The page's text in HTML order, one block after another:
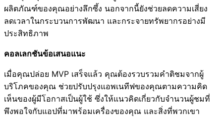
ผลิตภัณฑ์ของคุณอย่างลึกซึ้ง นอกจากนี้ยังช่วยลดความเสี่ยง
ลดเวลาในกระบวนการพัฒนา และกระจายทรัพยากรอย่างมี
ประสิทธิภาพ
คอลเลกชันข้อเสนอแนะ
เมื่อคุณปล่อย MVP เสร็จแล้ว คุณต้องรวบรวมคำติชมจากผู้
บริโภคของคุณ ช่วยปรับปรุงแอพเนทีฟของคุณตามความคิด
เห็นของผู้มีโอกาสเป็นผู้ใช้ ซึ่งให้แนวคิดเกี่ยวกับจำนวนผู้ชมที่
พึงพอใจกับแอปที่มาพร้อมเครื่องของคุณ และสิ่งที่พวกเขา